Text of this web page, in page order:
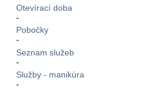
Otevírací doba
-
Pobočky
-
Seznam služeb
-
Služby - manikúra
-